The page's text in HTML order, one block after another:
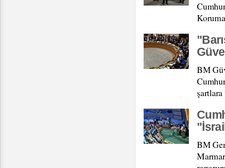
BM
şartlara
BM